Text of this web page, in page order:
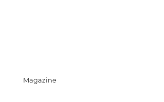
Magazine